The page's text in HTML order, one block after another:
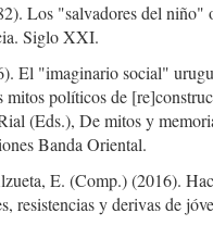
Los "salvadores del niño"
Siglo XXI.
El "imaginario social"
mitos políticos de
(Eds.), De mitos y
Banda Oriental.
E. (Comp.) (2016).
resistencias y derivas de